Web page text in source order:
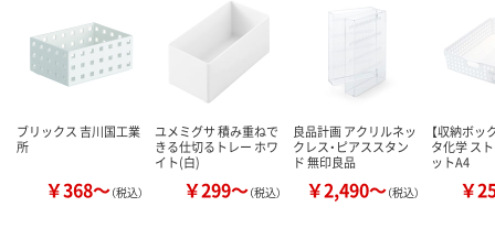
ブリックス 吉川国工業
所
￥368～（税込）
ユメミグサ 積み重ねで
きる仕切るトレー ホワ
イト(白)
￥299～（税込）
良品計画 アクリルネッ
クレス・ピアススタン
ド 無印良品
￥2,490～（税込）
【収納ボッ
タ化学 ス
ットA4
￥